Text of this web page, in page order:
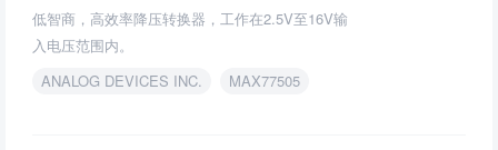
低智商，高效率降压转换器，工作在2.5V至16V输
入电压范围内。
ANALOG DEVICES INC.
MAX77505